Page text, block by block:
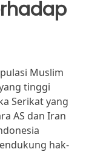
Muslim
tinggi
Serikat yang
AS dan Iran
hak-